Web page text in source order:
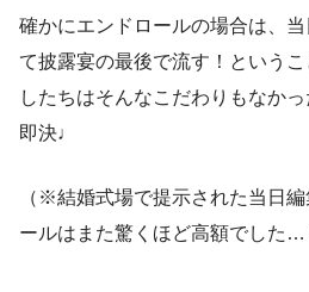
確かにエンドロールの場合は、
て披露宴の最後で流す！という
したちはそんなこだわりもなか
即決♩
（※結婚式場で提示された当日
ールはまた驚くほど高額でした…